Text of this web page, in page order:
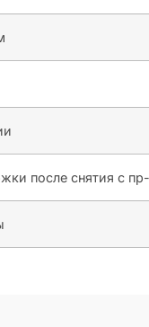
после снятия с